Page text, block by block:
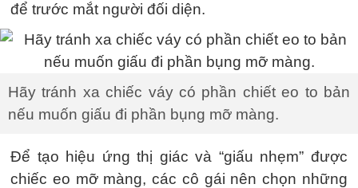
để trước mắt người đối diện.
Hãy tránh xa chiếc váy có phần chiết eo to bản
nếu muốn giấu đi phần bụng mỡ màng.
Để tạo hiệu ứng thị giác và “giấu nhẹm” được
chiếc eo mỡ màng, các cô gái nên chọn những